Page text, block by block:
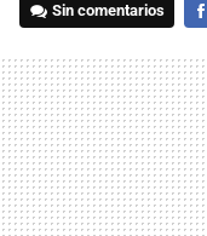
Sin comentarios